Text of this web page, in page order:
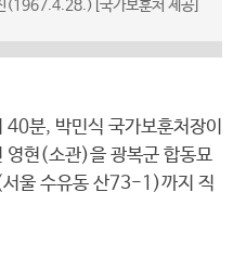
(1967.4.28.)[국가보훈처 제공]
분, 박민식 국가보훈처장이
영현(소관)을 광복군 합동묘
서울 수유동 산73-1)까지 직